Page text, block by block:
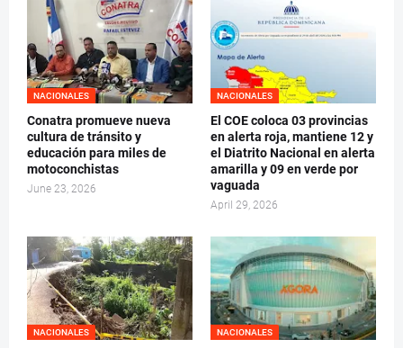
NACIONALES
Conatra promueve nueva
cultura de tránsito y
educación para miles de
motoconchistas
June 23, 2026
NACIONALES
El COE coloca 03 provincias
en alerta roja, mantiene 12 y
el Diatrito Nacional en alerta
amarilla y 09 en verde por
vaguada
April 29, 2026
NACIONALES NACIONALES